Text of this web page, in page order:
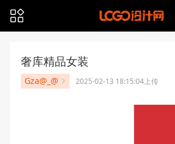
奢库精品女装
Gza@_@ 2025-02-13 18:15:04上传